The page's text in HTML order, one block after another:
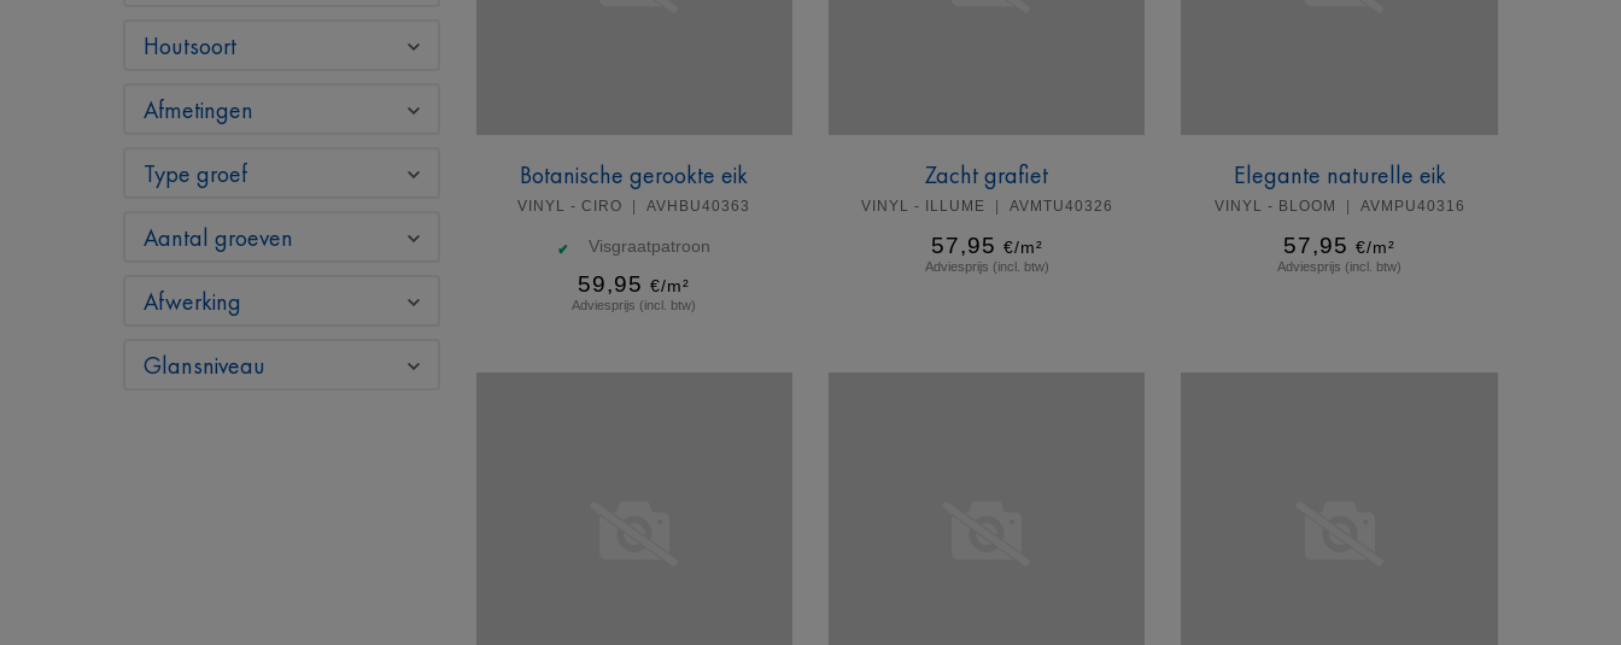
Houtsoort
Afmetingen
Type groef
Aantal groeven
Afwerking
Glansniveau
Botanische gerookte eik
VINYL - CIRO AVHBU40363
Visgraatpatroon
59,95 €/m²
Adviesprijs (incl. btw)
Zacht grafiet
VINYL - ILLUME AVMTU40326
57,95 €/m²
Adviesprijs (incl. btw)
Elegante naturelle eik
VINYL - BLOOM AVMPU40316
57,95 €/m²
Adviesprijs (incl. btw)